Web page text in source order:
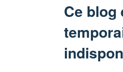
Ce blog